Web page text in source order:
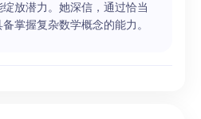
放潜力。她深信，通过恰当
掌握复杂数学概念的能力。